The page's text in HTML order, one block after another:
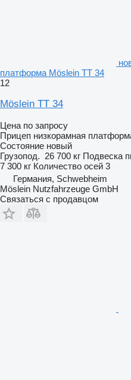
платформа Möslein TT 34
12
Möslein TT 34
Цена по запросу
Прицеп низкорамная
Состояние новый
Грузопод. 26 700 кг Подвеска
7 300 кг Количество осей 3
Германия, Schwebheim
Möslein Nutzfahrzeuge GmbH
Связаться с продавцом